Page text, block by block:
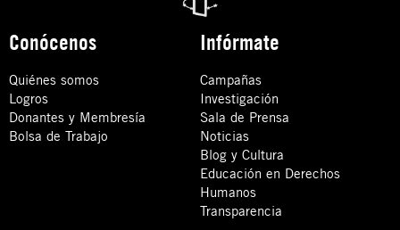
Conócenos
Quiénes somos
Logros
Donantes y Membresía
Bolsa de Trabajo
Infórmate
Campañas
Investigación
Sala de Prensa
Noticias
Blog y Cultura
Educación en Derechos
Humanos
Transparencia